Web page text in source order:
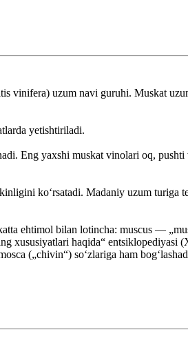
vinifera) uzum navi guruhi. Muskat
yetishtiriladi.
Eng yaxshi muskat vinolari oq,
koʻrsatadi. Madaniy uzum turiga
ehtimol bilan lotincha: muscus —
xususiyatlari haqida“
(„chivin“) soʻzlariga ham